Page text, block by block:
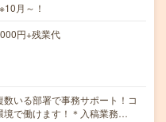
月～！
円+残業代
いる部署で事務サポート！コ
境で働けます！＊入稿業務…